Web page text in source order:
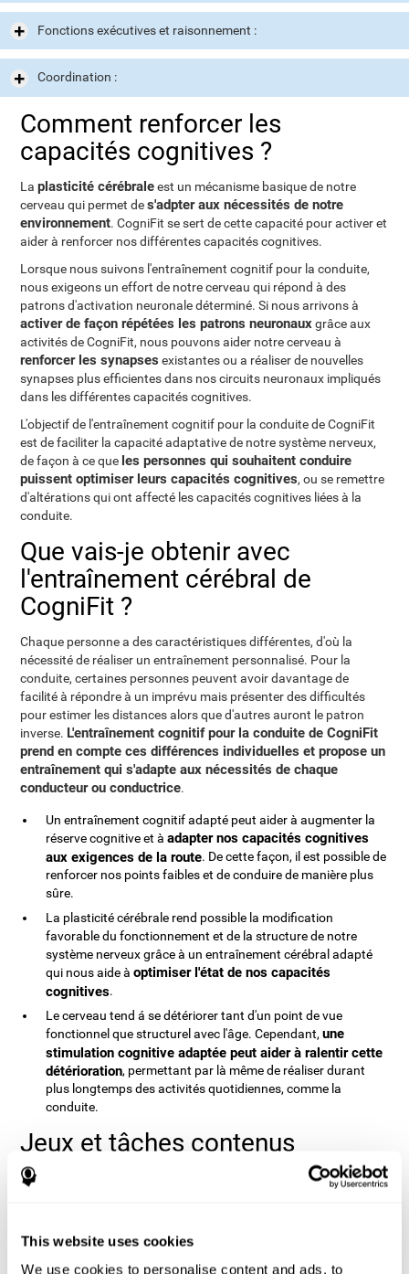
This website uses cookies
We use cookies to personalise content and ads, to
Fonctions exécutives et raisonnement :
Coordination :
Comment renforcer les
capacités cognitives ?
Laplasticité cérébraleest un mécanisme basique de notre
cerveau qui permet des'adpter aux nécessités de notre
environnement. CogniFit se sert de cette capacité pour activer et
aider à renforcer nos différentes capacités cognitives.
Lorsque nous suivons l'entraînement cognitif pour la conduite,
nous exigeons un effort de notre cerveau qui répond à des
patrons d'activation neuronale déterminé. Si nous arrivons à
activer de façon répétées les patrons neuronauxgrâce aux
activités de CogniFit, nous pouvons aider notre cerveau à
renforcer les synapses existantes ou a réaliser de nouvelles
synapses plus efficientes dans nos circuits neuronaux impliqués
dans les différentes capacités cognitives.
L'objectif de l'entraînement cognitif pour la conduite de CogniFit
est de faciliter la capacité adaptative de notre système nerveux,
de façon à ce que les personnes qui souhaitent conduire
puissent optimiser leurs capacités cognitives, ou se remettre
d'altérations qui ont affecté les capacités cognitives liées à la
conduite.
Que vais-je obtenir avec
l'entraînement cérébral de
CogniFit ?
Chaque personne a des caractéristiques différentes, d'où la
nécessité de réaliser un entraînement personnalisé. Pour la
conduite, certaines personnes peuvent avoir davantage de
facilité à répondre à un imprévu mais présenter des difficultés
pour estimer les distances alors que d'autres auront le patron
inverse. L'entraînement cognitif pour la conduite de CogniFit
prend en compte ces différences individuelles et propose un
entraînement qui s'adapte aux nécessités de chaque
conducteur ou conductrice.
Un entraînement cognitif adapté peut aider à augmenter la
réserve cognitive et àadapter nos capacités cognitives
aux exigences de la route. De cette façon, il est possible de
renforcer nos points faibles et de conduire de manière plus
sûre.
La plasticité cérébrale rend possible la modification
favorable du fonctionnement et de la structure de notre
système nerveux grâce à un entraînement cérébral adapté
qui nous aide àoptimiser l'état de nos capacités
cognitives.
Le cerveau tend á se détériorer tant d'un point de vue
fonctionnel que structurel avec l'âge. Cependant,une
stimulation cognitive adaptée peut aider à ralentir cette
détérioration, permettant par là même de réaliser durant
plus longtemps des activités quotidiennes, comme la
conduite.
Jeux et tâches contenus
CogniFit est une ressource disposant d'un large éventail
l'entraînement cognitif pour la conduite:
Contrôleur de trafic: Jeu où l'utilisateur permet ou empêche